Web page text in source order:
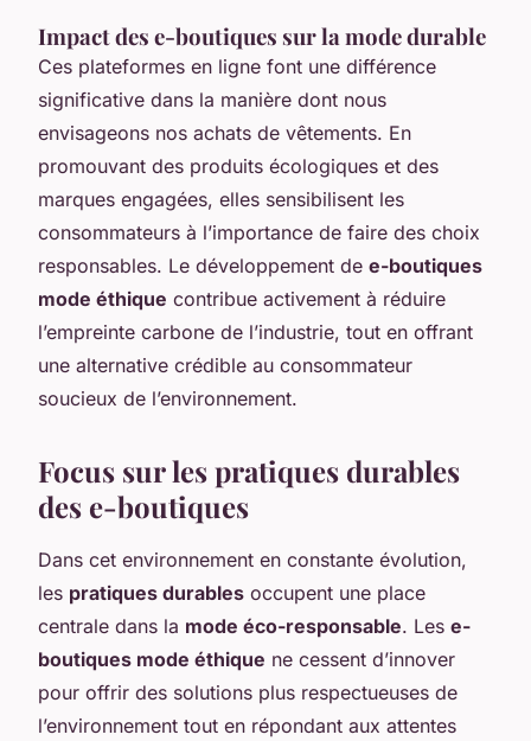
Impact des e-boutiques sur la mode durable
Ces plateformes en ligne font une différence
significative dans la manière dont nous
envisageons nos achats de vêtements. En
promouvant des produits écologiques et des
marques engagées, elles sensibilisent les
consommateurs à l’importance de faire des choix
responsables. Le développement de e-boutiques
mode éthique contribue activement à réduire
l’empreinte carbone de l’industrie, tout en offrant
une alternative crédible au consommateur
soucieux de l’environnement.
Focus sur les pratiques durables
des e-boutiques
Dans cet environnement en constante évolution,
les pratiques durables occupent une place
centrale dans la mode éco-responsable. Les e-
boutiques mode éthique ne cessent d’innover
pour offrir des solutions plus respectueuses de
l’environnement tout en répondant aux attentes